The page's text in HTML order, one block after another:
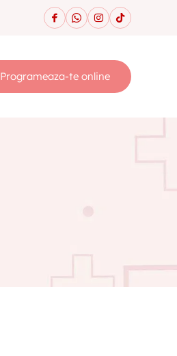
Programeaza-te online